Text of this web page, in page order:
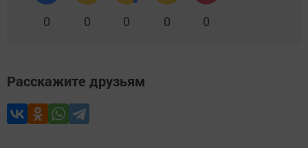
0 0 0 0 0
Расскажите друзьям